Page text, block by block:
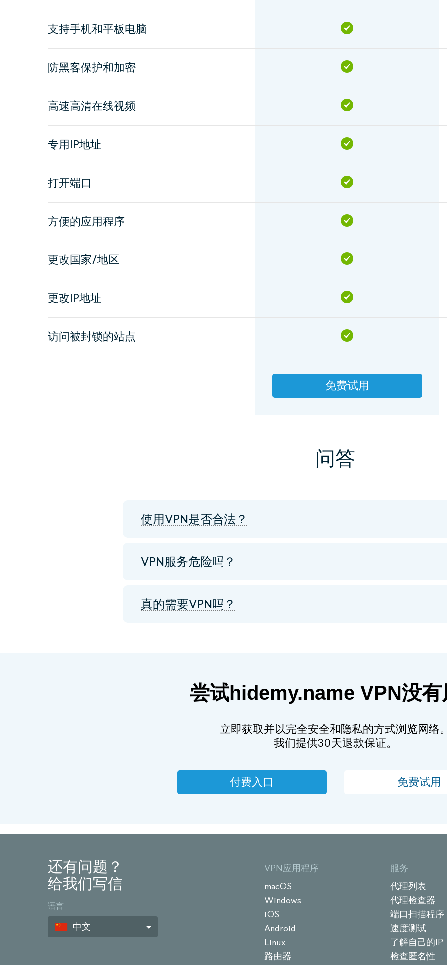
支持手机和平板电脑
防黑客保护和加密
高速高清在线视频
专用IP地址
打开端口
方便的应用程序
更改国家/地区
更改IP地址
访问被封锁的站点
免费试用
问答
使用VPN是否合法？
VPN服务危险吗？
真的需要VPN吗？
尝试hidemy.name VPN没有
立即获取并以完全安全和隐私的方式浏览网络
我们提供30天退款保证。
付费入口 免费试用
还有问题？
给我们写信
语言
中文
VPN应用程序
macOS
Windows
iOS
Android
Linux
路由器
服务
代理列表
代理检查器
端口扫描程序
速度测试
了解自己的IP
检查匿名性